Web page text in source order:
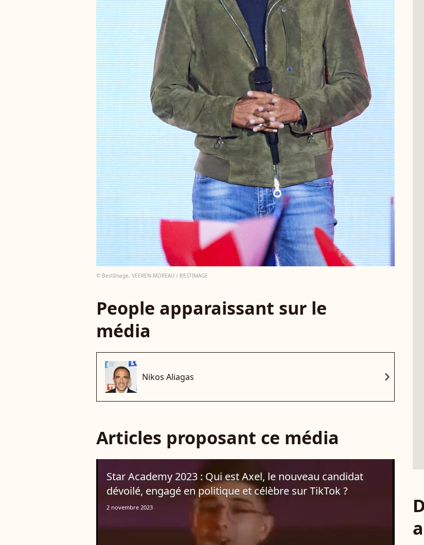
© BestImage, VEEREN-MOREAU / BESTIMAGE
People apparaissant sur le
média
Nikos Aliagas chevron_right
Articles proposant ce média
Star Academy 2023 : Qui est Axel, le nouveau candidat
dévoilé, engagé en politique et célèbre sur TikTok ?
2 novembre 2023